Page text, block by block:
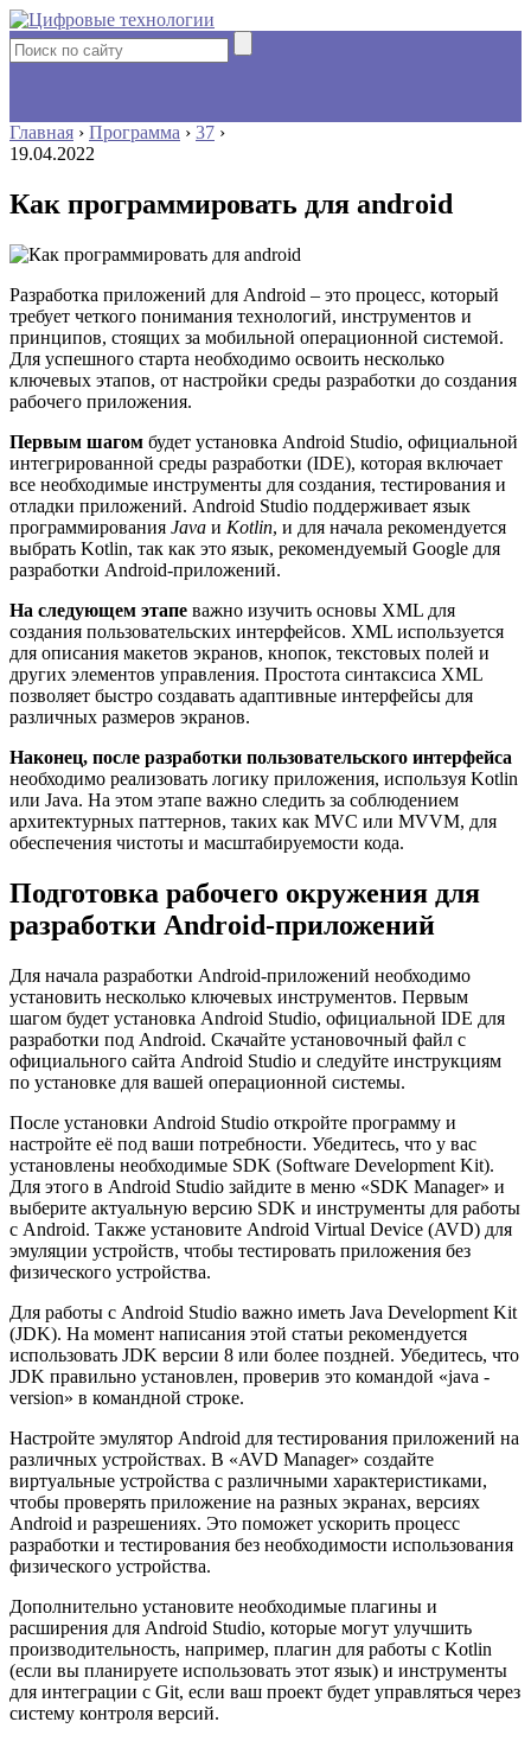
Главная › Программа › 37 ›
19.04.2022
Как программировать для android
Разработка приложений для Android – это процесс, который
требует четкого понимания технологий, инструментов и
принципов, стоящих за мобильной операционной системой.
Для успешного старта необходимо освоить несколько
ключевых этапов, от настройки среды разработки до создания
рабочего приложения.
Первым шагом будет установка Android Studio, официальной
интегрированной среды разработки (IDE), которая включает
все необходимые инструменты для создания, тестирования и
отладки приложений. Android Studio поддерживает язык
программирования Java и Kotlin, и для начала рекомендуется
выбрать Kotlin, так как это язык, рекомендуемый Google для
разработки Android-приложений.
На следующем этапе важно изучить основы XML для
создания пользовательских интерфейсов. XML используется
для описания макетов экранов, кнопок, текстовых полей и
других элементов управления. Простота синтаксиса XML
позволяет быстро создавать адаптивные интерфейсы для
различных размеров экранов.
Наконец, после разработки пользовательского интерфейса
необходимо реализовать логику приложения, используя Kotlin
или Java. На этом этапе важно следить за соблюдением
архитектурных паттернов, таких как MVC или MVVM, для
обеспечения чистоты и масштабируемости кода.
Подготовка рабочего окружения для
разработки Android-приложений
Для начала разработки Android-приложений необходимо
установить несколько ключевых инструментов. Первым
шагом будет установка Android Studio, официальной IDE для
разработки под Android. Скачайте установочный файл с
официального сайта Android Studio и следуйте инструкциям
по установке для вашей операционной системы.
После установки Android Studio откройте программу и
настройте её под ваши потребности. Убедитесь, что у вас
установлены необходимые SDK (Software Development Kit).
Для этого в Android Studio зайдите в меню «SDK Manager» и
выберите актуальную версию SDK и инструменты для работы
с Android. Также установите Android Virtual Device (AVD) для
эмуляции устройств, чтобы тестировать приложения без
физического устройства.
Для работы с Android Studio важно иметь Java Development Kit
(JDK). На момент написания этой статьи рекомендуется
использовать JDK версии 8 или более поздней. Убедитесь, что
JDK правильно установлен, проверив это командой «java -
version» в командной строке.
Настройте эмулятор Android для тестирования приложений на
различных устройствах. В «AVD Manager» создайте
виртуальные устройства с различными характеристиками,
чтобы проверять приложение на разных экранах, версиях
Android и разрешениях. Это поможет ускорить процесс
разработки и тестирования без необходимости использования
физического устройства.
Дополнительно установите необходимые плагины и
расширения для Android Studio, которые могут улучшить
производительность, например, плагин для работы с Kotlin
(если вы планируете использовать этот язык) и инструменты
для интеграции с Git, если ваш проект будет управляться через
систему контроля версий.